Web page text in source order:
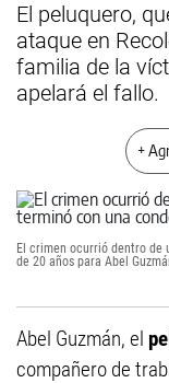
El peluquero,
ataque en
familia de la
apelará el fallo.
+
El crimen ocurrió dentro de
de 20 años para Abel
Abel Guzmán, el
compañero de